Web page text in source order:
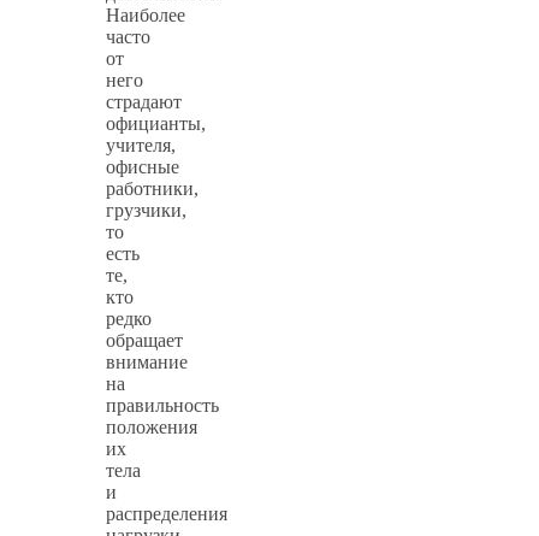
Наиболее
часто
от
него
страдают
официанты,
учителя,
офисные
работники,
грузчики,
то
есть
те,
кто
редко
обращает
внимание
на
правильность
положения
их
тела
и
распределения